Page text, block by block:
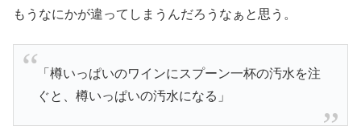
もうなにかが違ってしまうんだろうなぁと思う。
「樽いっぱいのワインにスプーン一杯の汚水を注
ぐと、樽いっぱいの汚水になる」